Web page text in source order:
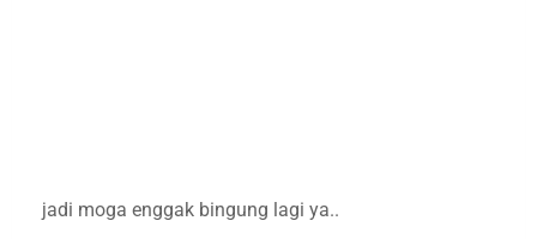
jadi moga enggak bingung lagi ya..